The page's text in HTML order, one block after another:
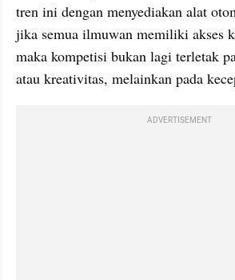
tren ini dengan menyediakan alat
jika semua ilmuwan memiliki akses
maka kompetisi bukan lagi terletak
atau kreativitas, melainkan pada
ADVERTISEMENT